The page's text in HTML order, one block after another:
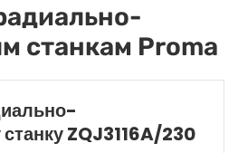
станкам Proma
ZQJ3116A/230